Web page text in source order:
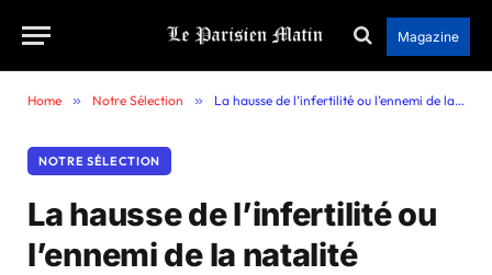
Magazine
Home » Notre Sélection » La hausse de l’infertilité ou l’ennemi de la natalité française
NOTRE SÉLECTION
La hausse de l’infertilité ou
l’ennemi de la natalité